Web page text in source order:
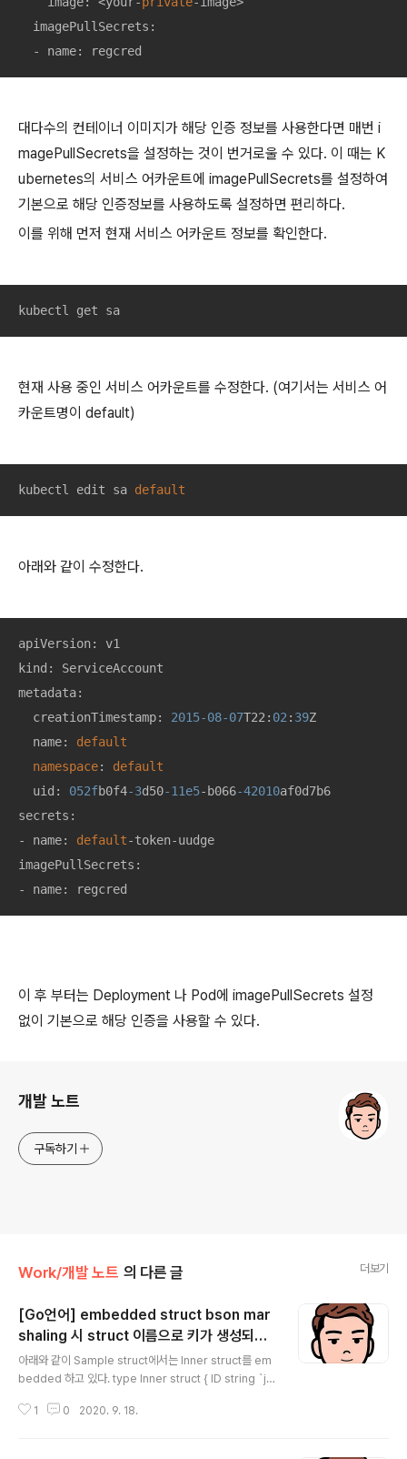
  imagePullSecrets:
  - name: regcred
대다수의 컨테이너 이미지가 해당 인증 정보를 사용한다면 매번 i
magePullSecrets을 설정하는 것이 번거로울 수 있다. 이 때는 K
ubernetes의 서비스 어카운트에 imagePullSecrets를 설정하여
기본으로 해당 인증정보를 사용하도록 설정하면 편리하다.
이를 위해 먼저 현재 서비스 어카운트 정보를 확인한다.
kubectl get sa
현재 사용 중인 서비스 어카운트를 수정한다. (여기서는 서비스 어
카운트명이 default)
kubectl edit sa default
아래와 같이 수정한다.
apiVersion: v1
kind: ServiceAccount
metadata:
  creationTimestamp:
2015-08-07T22: 02 : 39Z
  name:
default
namespace: default
  uid:
052fb0f4-3d50-11e5-b066-42010af0d7b6
secrets:
- name: default-token-uudge
imagePullSecrets:
- name: regcred
이 후 부터는 Deployment 나 Pod에 imagePullSecrets 설정
없이 기본으로 해당 인증을 사용할 수 있다.
개발 노트
구독하기
Work/개발 노트 의 다른 글 더보기
[Go언어] embedded struct bson mar
shaling 시 struct 이름으로 키가 생성되는
문제
아래와 같이 Sample struct에서는 Inner struct를 em
bedded 하고 있다. type Inner struct { ID string `js
tring `json:"name" bson:"name"` CreatedAt int6
1 0 2020. 9. 18.